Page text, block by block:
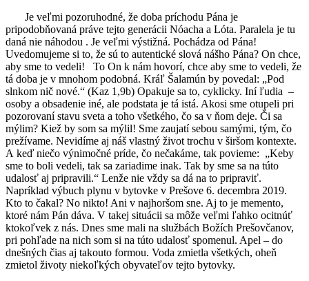
Je veľmi pozoruhodné, že doba príchodu Pána je
pripodobňovaná práve tejto generácii Nóacha a Lóta. Paralela je tu
daná nie náhodou . Je veľmi výstižná. Pochádza od Pána!
Uvedomujeme si to, že sú to autentické slová nášho Pána? On chce,
aby sme to vedeli! To On k nám hovorí, chce aby sme to vedeli, že
tá doba je v mnohom podobná. Kráľ Šalamún by povedal: „Pod
slnkom nič nové.“ (Kaz 1,9b) Opakuje sa to, cyklicky. Iní ľudia –
osoby a obsadenie iné, ale podstata je tá istá. Akosi sme otupeli pri
pozorovaní stavu sveta a toho všetkého, čo sa v ňom deje. Či sa
mýlim? Kiež by som sa mýlil! Sme zaujatí sebou samými, tým, čo
prežívame. Nevidíme aj náš vlastný život trochu v širšom kontexte.
A keď niečo výnimočné príde, čo nečakáme, tak povieme: „Keby
sme to boli vedeli, tak sa zariadime inak. Tak by sme sa na túto
udalosť aj pripravili.“ Lenže nie vždy sa dá na to pripraviť.
Napríklad výbuch plynu v bytovke v Prešove 6. decembra 2019.
Kto to čakal? No nikto! Ani v najhoršom sne. Aj to je memento,
ktoré nám Pán dáva. V takej situácii sa môže veľmi ľahko ocitnúť
ktokoľvek z nás. Dnes sme mali na službách Božích Prešovčanov,
pri pohľade na nich som si na túto udalosť spomenul. Apel – do
dnešných čias aj takouto formou. Voda zmietla všetkých, oheň
zmietol životy niekoľkých obyvateľov tejto bytovky.